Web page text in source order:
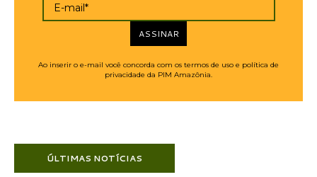
E-mail*
ASSINAR
Ao inserir o e-mail você concorda com os termos de uso e política de
privacidade da PIM Amazônia.
ÚLTIMAS NOTÍCIAS